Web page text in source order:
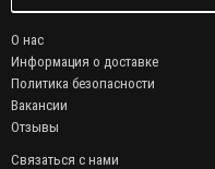
О нас
Информация о доставке
Политика безопасности
Вакансии
Отзывы
Связаться с нами